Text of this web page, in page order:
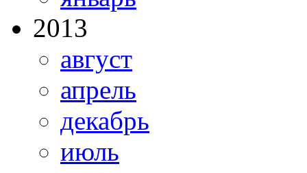
2013
август
апрель
декабрь
июль